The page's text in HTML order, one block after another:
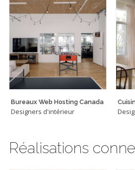
Bureaux Web Hosting Canada
Designers d'intérieur
Réalisations